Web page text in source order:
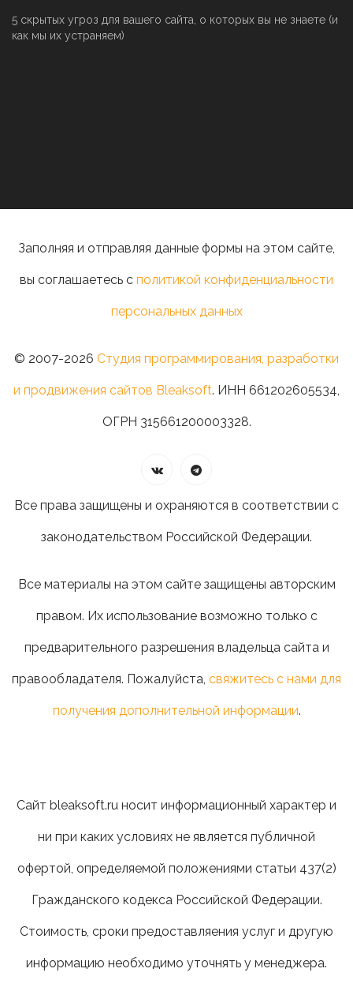
5 скрытых угроз для вашего сайта, о которых вы не знаете (и
как мы их устраняем)
Заполняя и отправляя данные формы на этом сайте,
вы соглашаетесь с политикой конфиденциальности
персональных данных
© 2007-2026 Студия программирования, разработки
и продвижения сайтов Bleaksoft. ИНН 661202605534,
ОГРН 315661200003328.
Все права защищены и охраняются в соответствии с
законодательством Российской Федерации.
Все материалы на этом сайте защищены авторским
правом. Их использование возможно только с
предварительного разрешения владельца сайта и
правообладателя. Пожалуйста, свяжитесь с нами для
получения дополнительной информации.
Сайт bleaksoft.ru носит информационный характер и
ни при каких условиях не является публичной
офертой, определяемой положениями статьи 437(2)
Гражданского кодекса Российской Федерации.
Стоимость, сроки предоставляения услуг и другую
информацию необходимо уточнять у менеджера.